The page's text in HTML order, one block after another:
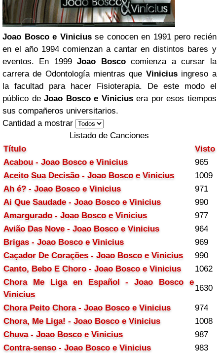
Joao Bosco e Viniciusse conocen en 1991 pero recién
en el año 1994 comienzan a cantar en distintos bares y
eventos. En 1999Joao Boscocomienza a cursar la
carrera de Odontología mientras que Viniciusingreso a
la facultad para hacer Fisioterapia. De este modo el
público deJoao Bosco e Viniciusera por esos tiempos
sus compañeros universitarios.
Cantidad a mostrar
Listado de Canciones
Título
Visto
Acabou - Joao Bosco e Vinicius
965
Aceito Sua Decisão - Joao Bosco e Vinicius
1009
Ah é? - Joao Bosco e Vinicius
971
Ai Que Saudade - Joao Bosco e Vinicius
990
Amargurado - Joao Bosco e Vinicius
977
Avião Das Nove - Joao Bosco e Vinicius
964
Brigas - Joao Bosco e Vinicius
969
Caçador De Corações - Joao Bosco e Vinicius
990
Canto, Bebo E Choro - Joao Bosco e Vinicius
1062
Chora Me Liga en Español - Joao Bosco e
Vinicius
1630
Chora Peito Chora - Joao Bosco e Vinicius
974
Chora, Me Liga! - Joao Bosco e Vinicius
1008
Chuva - Joao Bosco e Vinicius
987
Contra-senso - Joao Bosco e Vinicius
983